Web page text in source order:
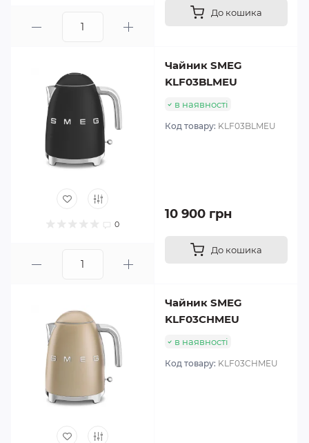
До кошика
0
Чайник SMEG
KLF03BLMEU
в наявності
Код товару: KLF03BLMEU
10 900 грн
До кошика
Чайник SMEG
KLF03CHMEU
в наявності
Код товару: KLF03CHMEU